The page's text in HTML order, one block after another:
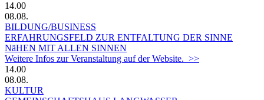
14.00
08.08.
BILDUNG/BUSINESS
ERFAHRUNGSFELD ZUR ENTFALTUNG DER SINNE
NäHEN MIT ALLEN SINNEN
Weitere Infos zur Veranstaltung auf der Website. >>
14.00
08.08.
KULTUR